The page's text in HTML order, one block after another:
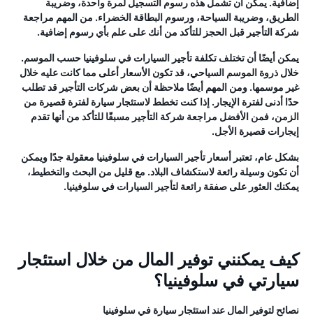
إضافية. يمكن أن تشمل هذه رسوم التسجيل لمرة واحدة، وضريبة
الطريق، وضريبة السياحة، ورسوم البطاقة الخضراء. من المهم مراجعة
شركة التأجير قبل الحجز للتأكد من أنك على علم بأي رسوم إضافية.
يمكن أيضًا أن تختلف تكلفة تأجير السيارات في سلوفينيا حسب الموسم.
خلال ذروة الموسم السياحي، قد تكون الأسعار أعلى مما كانت عليه خلال
غير موسمها. ومن المهم أيضًا ملاحظة أن بعض شركات التأجير قد تطلب
حدًا أدنى لفترة الإيجار. إذا كنت تخطط لاستئجار سيارة لفترة قصيرة من
الزمن، فمن الأفضل مراجعة شركة التأجير مسبقًا للتأكد من أنها تقدم
إيجارات قصيرة الأجل.
بشكل عام، تعتبر أسعار تأجير السيارات في سلوفينيا معقولة جدًا ويمكن
أن تكون وسيلة رائعة لاستكشاف البلاد. مع قليل من البحث والتخطيط،
يمكنك العثور على صفقة رائعة لتأجير السيارات في سلوفينيا.
كيف يمكنني توفير المال من خلال استئجار
سيارتي في سلوفينيا؟
نصائح لتوفير المال عند استئجار سيارة في سلوفينيا